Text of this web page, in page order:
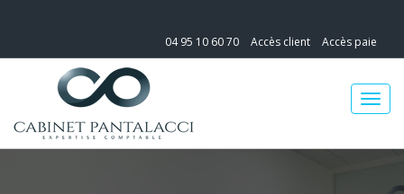
04 95 10 60 70 Accès client Accès paie